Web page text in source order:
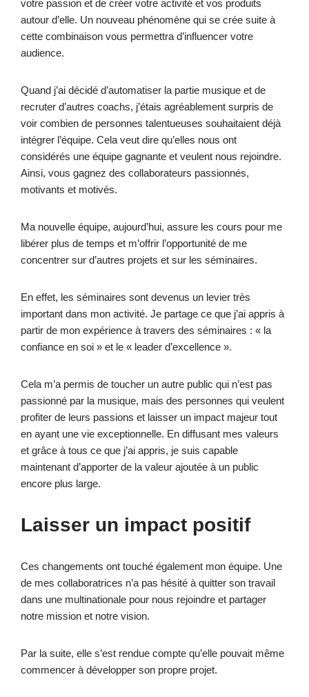
votre passion et de créer votre activité et vos produits
autour d’elle. Un nouveau phénomène qui se crée suite à
cette combinaison vous permettra d’influencer votre
audience.
Quand j’ai décidé d’automatiser la partie musique et de
recruter d’autres coachs, j’étais agréablement surpris de
voir combien de personnes talentueuses souhaitaient déjà
intégrer l’équipe. Cela veut dire qu’elles nous ont
considérés une équipe gagnante et veulent nous rejoindre.
Ainsi, vous gagnez des collaborateurs passionnés,
motivants et motivés.
Ma nouvelle équipe, aujourd’hui, assure les cours pour me
libérer plus de temps et m’offrir l’opportunité de me
concentrer sur d’autres projets et sur les séminaires.
En effet, les séminaires sont devenus un levier très
important dans mon activité. Je partage ce que j’ai appris à
partir de mon expérience à travers des séminaires : « la
confiance en soi » et le « leader d’excellence ».
Cela m’a permis de toucher un autre public qui n’est pas
passionné par la musique, mais des personnes qui veulent
profiter de leurs passions et laisser un impact majeur tout
en ayant une vie exceptionnelle. En diffusant mes valeurs
et grâce à tous ce que j’ai appris, je suis capable
maintenant d’apporter de la valeur ajoutée à un public
encore plus large.
Laisser un impact positif
Ces changements ont touché également mon équipe. Une
de mes collaboratrices n’a pas hésité à quitter son travail
dans une multinationale pour nous rejoindre et partager
notre mission et notre vision.
Par la suite, elle s’est rendue compte qu’elle pouvait même
commencer à développer son propre projet.